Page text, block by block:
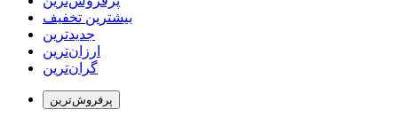
بیشترین تخفیف
جدیدترین
ارزان‌ترین
گران‌ترین
پرفروش‌ترین‌